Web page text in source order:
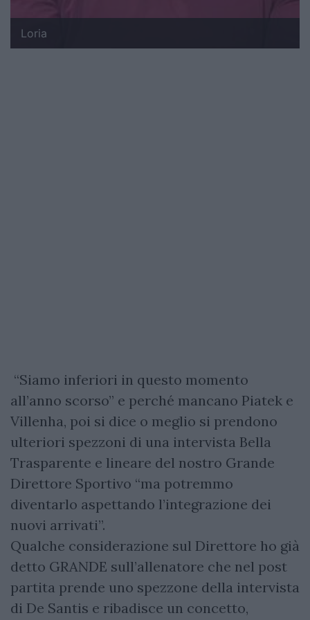
Loria
“Siamo inferiori in questo momento
all’anno scorso” e perché mancano Piatek e
Villenha, poi si dice o meglio si prendono
ulteriori spezzoni di una intervista Bella
Trasparente e lineare del nostro Grande
Direttore Sportivo “ma potremmo
diventarlo aspettando l’integrazione dei
nuovi arrivati”.
Qualche considerazione sul Direttore ho già
detto GRANDE sull’allenatore che nel post
partita prende uno spezzone della intervista
di De Santis e ribadisce un concetto,